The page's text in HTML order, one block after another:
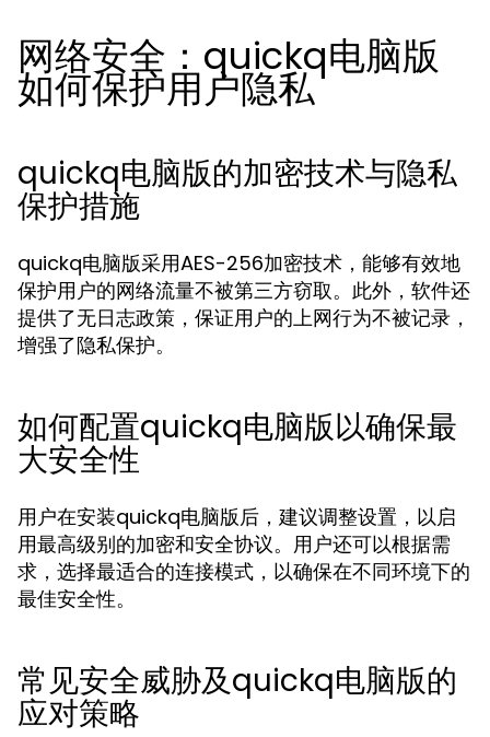
网络安全：quickq电脑版
如何保护用户隐私
quickq电脑版的加密技术与隐私
保护措施
quickq电脑版采用AES-256加密技术，能够有效地
保护用户的网络流量不被第三方窃取。此外，软件还
提供了无日志政策，保证用户的上网行为不被记录，
增强了隐私保护。
如何配置quickq电脑版以确保最
大安全性
用户在安装quickq电脑版后，建议调整设置，以启
用最高级别的加密和安全协议。用户还可以根据需
求，选择最适合的连接模式，以确保在不同环境下的
最佳安全性。
常见安全威胁及quickq电脑版的
应对策略